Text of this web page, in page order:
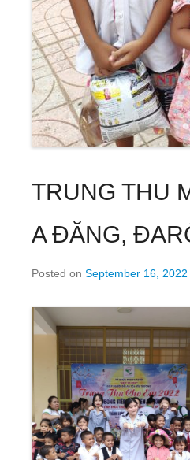
TRUNG THU
A ĐĂNG,
Posted on September 16, 2022